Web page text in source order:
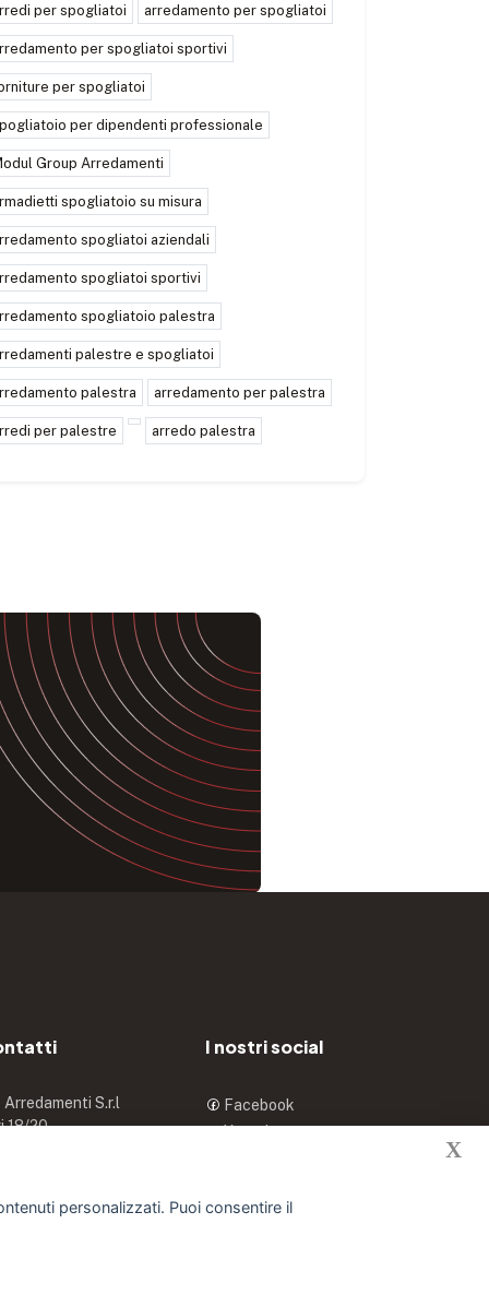
per spogliatoi arredamento per spogliatoi
per spogliatoi sportivi
per spogliatoi
per dipendenti professionale
Group Arredamenti
spogliatoio su misura
spogliatoi aziendali
spogliatoi sportivi
spogliatoio palestra
palestre e spogliatoi
palestra arredamento per palestra
per palestre arredo palestra
S.r.l
18/20
I nostri social
Facebook
Youtube
personalizzati. Puoi consentire il
X